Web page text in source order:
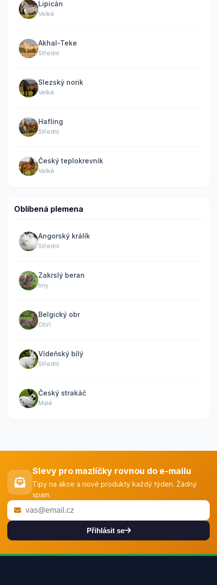
Lipicán
Velké
Akhal-Teke
Střední
Slezský norik
Velké
Hafling
Střední
Český teplokrevník
Velké
Oblíbená plemena
Angorský králík
Střední
Zakrslý beran
tiny
Belgický obr
Obří
Vídeňský bílý
Střední
Český strakáč
Malé
Slevy pro mazlíčky rovnou do e-mailu
Tipy na akce a nové produkty každý týden. Žádný
spam.
Přihlásit se